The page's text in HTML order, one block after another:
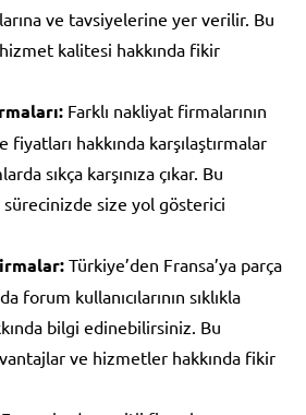
ve tavsiyelerine yer verilir. Bu
kalitesi hakkında fikir
Farklı nakliyat firmalarının
hakkında karşılaştırmalar
sıkça karşınıza çıkar. Bu
size yol gösterici
Türkiye’den Fransa’ya parça
forum kullanıcılarının sıklıkla
bilgi edinebilirsiniz. Bu
ve hizmetler hakkında fikir